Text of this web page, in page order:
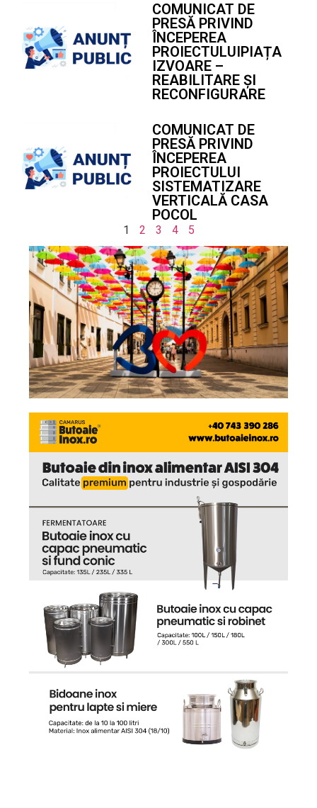
COMUNICAT DE
PRESĂ PRIVIND
ÎNCEPEREA
PROIECTULUIPIAȚA
IZVOARE –
REABILITARE ȘI
RECONFIGURARE
COMUNICAT DE
PRESĂ PRIVIND
ÎNCEPEREA
PROIECTULUI
SISTEMATIZARE
VERTICALĂ CASA
POCOL
1 2 3 4 5